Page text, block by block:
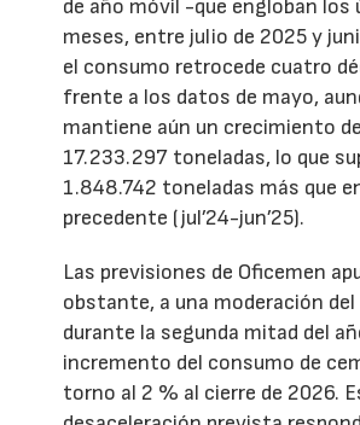
de año móvil -que engloban los
meses, entre julio de 2025 y
el consumo retrocede cuatro
frente a los datos de mayo,
mantiene aún un crecimiento
17.233.297 toneladas, lo que
1.848.742 toneladas más que
precedente (jul’24-jun’25).
Las previsiones de Oficemen
obstante, a una moderación
durante la segunda mitad del
incremento del consumo de
torno al 2 % al cierre de 2026.